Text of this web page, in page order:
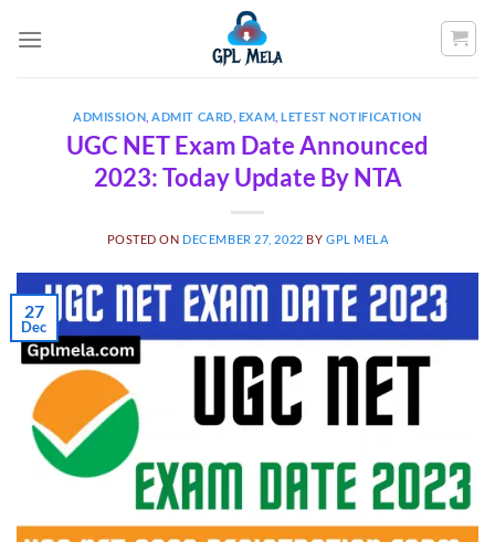
ADMISSION ,ADMIT CARD EXAM ,LETEST NOTIFICATION
UGC NET Exam Date Announced
2023: Today Update By NTA
POSTED ON DECEMBER 27, 2022 BY GPL MELA
27
Dec